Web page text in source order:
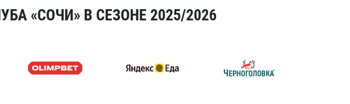
«СОЧИ» В СЕЗОНЕ 2025/2026